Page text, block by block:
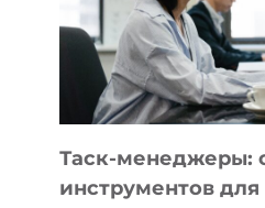
ЗАДАЧИ
ЕМУ
МОЖНО
ПОРУЧИТЬ
УЖЕ
СЕГОДНЯ
Таск-менеджеры:
инструментов